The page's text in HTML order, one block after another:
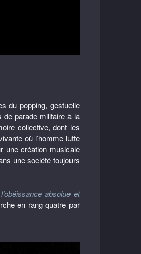
du popping, gestuelle
de parade militaire à la
collective, dont les
où l’homme lutte
une création musicale
une société toujours
absolue et
en rang quatre par